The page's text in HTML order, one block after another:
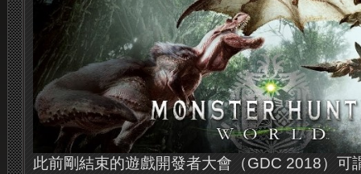
此前剛結束的遊戲開發者大會（GDC 2018）可